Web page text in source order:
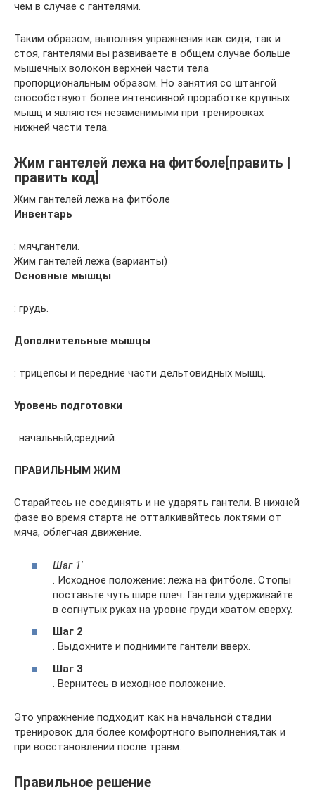
чем в случае с гантелями.
Таким образом, выполняя упражнения как сидя, так и
стоя, гантелями вы развиваете в общем случае больше
мышечных волокон верхней части тела
пропорциональным образом. Но занятия со штангой
способствуют более интенсивной проработке крупных
мышц и являются незаменимыми при тренировках
нижней части тела.
Жим гантелей лежа на фитболе[править |
править код]
Жим гантелей лежа на фитболе
Инвентарь
: мяч,гантели.
Жим гантелей лежа (варианты)
Основные мышцы
: грудь.
Дополнительные мышцы
: трицепсы и передние части дельтовидных мышц.
Уровень подготовки
: начальный,средний.
ПРАВИЛЬНЫМ ЖИМ
Старайтесь не соединять и не ударять гантели. В нижней
фазе во время старта не отталкивайтесь локтями от
мяча, облегчая движение.
Шаг 1′
. Исходное положение: лежа на фитболе. Стопы
поставьте чуть шире плеч. Гантели удерживайте
в согнутых руках на уровне груди хватом сверху.
Шаг 2
. Выдохните и поднимите гантели вверх.
Шаг 3
. Вернитесь в исходное положение.
Это упражнение подходит как на начальной стадии
тренировок для более комфортного выполнения,так и
при восстановлении после травм.
Правильное решение